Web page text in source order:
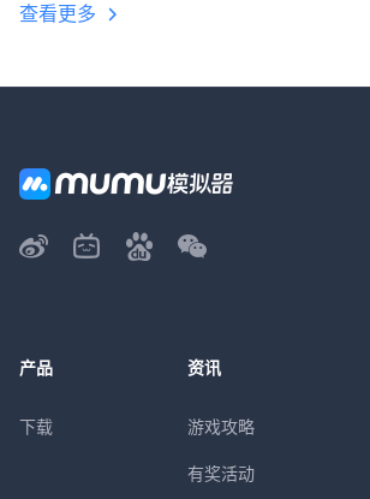
查看更多
产品
下载
资讯
游戏攻略
有奖活动